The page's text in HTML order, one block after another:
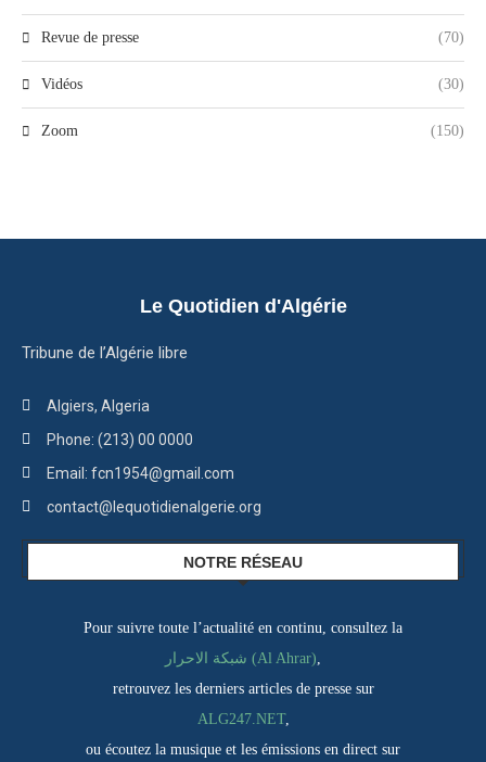
Revue de presse (70)
Vidéos (30)
Zoom (150)
Le Quotidien d'Algérie
Tribune de l’Algérie libre
Algiers, Algeria
Phone: (213) 00 0000
Email: fcn1954@gmail.com
contact@lequotidienalgerie.org
NOTRE RÉSEAU
Pour suivre toute l’actualité en continu, consultez la
شبكة الاحرار (Al Ahrar),
retrouvez les derniers articles de presse sur
ALG247.NET,
ou écoutez la musique et les émissions en direct sur